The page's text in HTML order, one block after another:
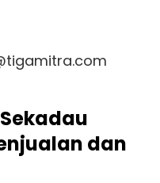
dan